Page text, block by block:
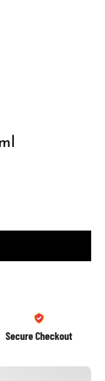
Secure Checkout